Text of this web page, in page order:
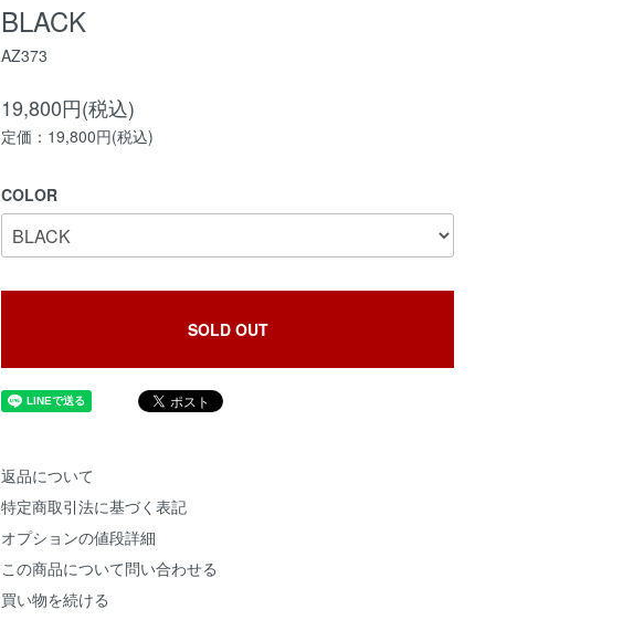
BLACK
AZ373
19,800円(税込)
定価：19,800円(税込)
COLOR
SOLD OUT
返品について
特定商取引法に基づく表記
オプションの値段詳細
この商品について問い合わせる
買い物を続ける